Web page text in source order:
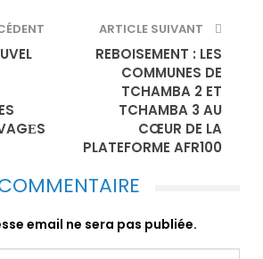
ARTICLE SUIVANT
REBOISEMENT : LES
COMMUNES DE
TCHAMBA 2 ET
TCHAMBA 3 AU
CŒUR DE LA
PLATEFORME AFR100
email ne sera pas publiée.